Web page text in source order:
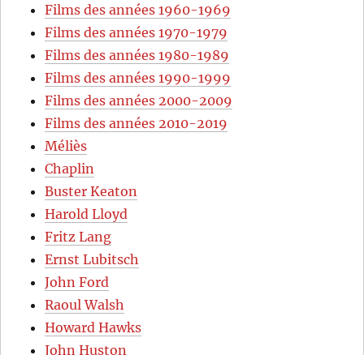
Films des années 1960-1969
Films des années 1970-1979
Films des années 1980-1989
Films des années 1990-1999
Films des années 2000-2009
Films des années 2010-2019
Méliès
Chaplin
Buster Keaton
Harold Lloyd
Fritz Lang
Ernst Lubitsch
John Ford
Raoul Walsh
Howard Hawks
John Huston